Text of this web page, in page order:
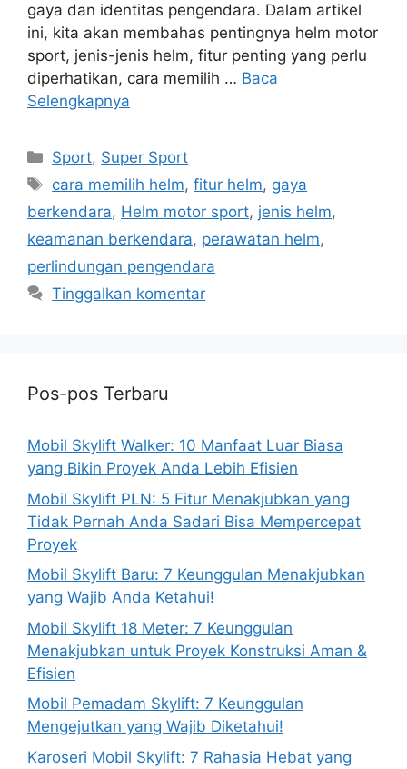
gaya dan identitas pengendara. Dalam artikel
ini, kita akan membahas pentingnya helm motor
sport, jenis-jenis helm, fitur penting yang perlu
diperhatikan, cara memilih … Baca
Selengkapnya
Kategori
Sport, Super Sport
Tag
cara memilih helm,fitur helm, gaya
berkendara, Helm motor sport, jenis helm,
keamanan berkendara, perawatan helm,
perlindungan pengendara
Tinggalkan komentar
Pos-pos Terbaru
Mobil Skylift Walker: 10 Manfaat Luar Biasa
yang Bikin Proyek Anda Lebih Efisien
Mobil Skylift PLN: 5 Fitur Menakjubkan yang
Tidak Pernah Anda Sadari Bisa Mempercepat
Proyek
Mobil Skylift Baru: 7 Keunggulan Menakjubkan
yang Wajib Anda Ketahui!
Mobil Skylift 18 Meter: 7 Keunggulan
Menakjubkan untuk Proyek Konstruksi Aman &
Efisien
Mobil Pemadam Skylift: 7 Keunggulan
Mengejutkan yang Wajib Diketahui!
Karoseri Mobil Skylift: 7 Rahasia Hebat yang